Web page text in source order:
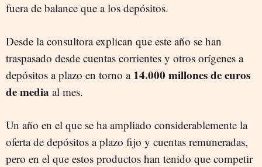
fuera de balance que a los depósitos.
Desde la consultora explican que este año se han
traspasado desde cuentas corrientes y otros orígenes a
depósitos a plazo en torno a 14.000 millones de euros
de media al mes.
Un año en el que se ha ampliado considerablemente la
oferta de depósitos a plazo fijo y cuentas remuneradas,
pero en el que estos productos han tenido que competir